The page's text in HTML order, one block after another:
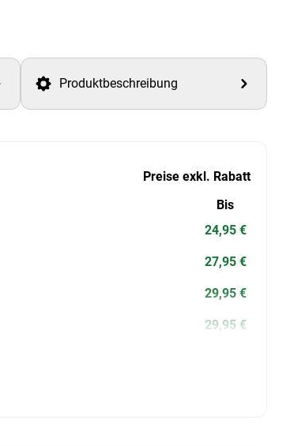
Produktbeschreibung
Preise exkl. Rabatt
Bis
24,95 €
27,95 €
29,95 €
29,95 €